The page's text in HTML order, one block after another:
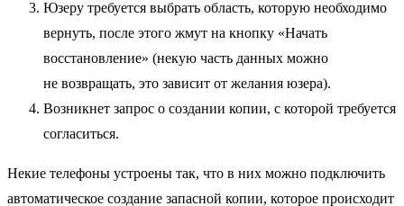
Юзеру требуется выбрать область, которую необходимо
вернуть, после этого жмут на кнопку «Начать
восстановление» (некую часть данных можно
не возвращать, это зависит от желания юзера).
Возникнет запрос о создании копии, с которой требуется
согласиться.
Некие телефоны устроены так, что в них можно подключить
автоматическое создание запасной копии, которое происходит